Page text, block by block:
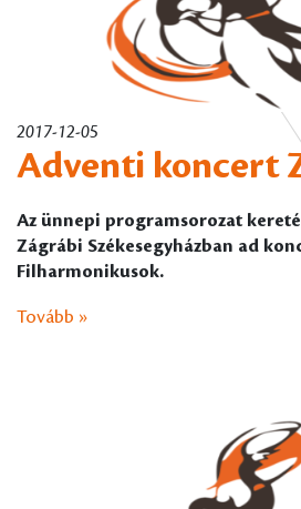
2017-12-05
Adventi koncert
Az ünnepi programsorozat
Zágrábi Székesegyházban ad
Filharmonikusok.
Tovább »